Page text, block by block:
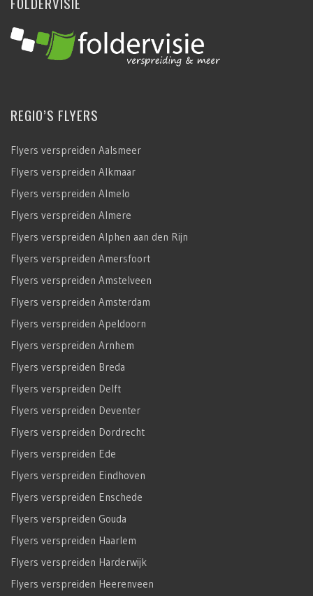
REGIO’S FLYERS
Flyers verspreiden Aalsmeer
Flyers verspreiden Alkmaar
Flyers verspreiden Almelo
Flyers verspreiden Almere
Flyers verspreiden Alphen aan den Rijn
Flyers verspreiden Amersfoort
Flyers verspreiden Amstelveen
Flyers verspreiden Amsterdam
Flyers verspreiden Apeldoorn
Flyers verspreiden Arnhem
Flyers verspreiden Breda
Flyers verspreiden Delft
Flyers verspreiden Deventer
Flyers verspreiden Dordrecht
Flyers verspreiden Ede
Flyers verspreiden Eindhoven
Flyers verspreiden Enschede
Flyers verspreiden Gouda
Flyers verspreiden Haarlem
Flyers verspreiden Harderwijk
Flyers verspreiden Heerenveen